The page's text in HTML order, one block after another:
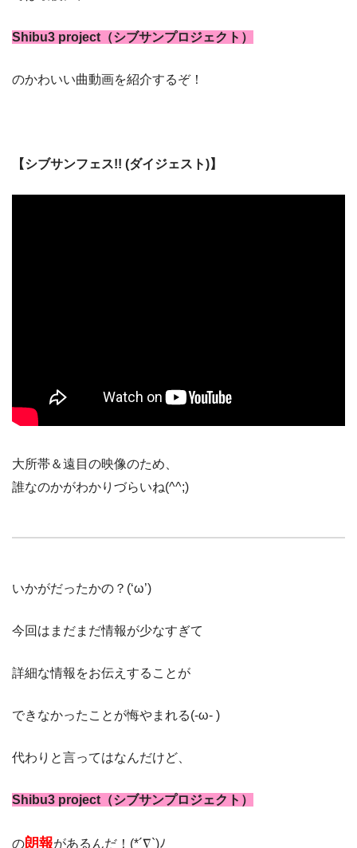
Shibu3 project（シブサンプロジェクト）
のかわいい曲動画を紹介するぞ！
【シブサンフェス!! (ダイジェスト)】
大所帯＆遠目の映像のため、
誰なのかがわかりづらいね(^^;)
いかがだったかの？(‘ω’)
今回はまだまだ情報が少なすぎて
詳細な情報をお伝えすることが
できなかったことが悔やまれる(-ω- )
代わりと言ってはなんだけど、
Shibu3 project（シブサンプロジェクト）
の朗報があるんだ！(*´∇`)ﾉ